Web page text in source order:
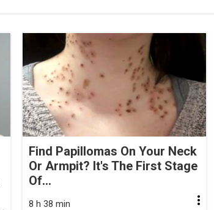
Find Papillomas On Your Neck
Or Armpit? It's The First Stage
Of...
8 h 38 min